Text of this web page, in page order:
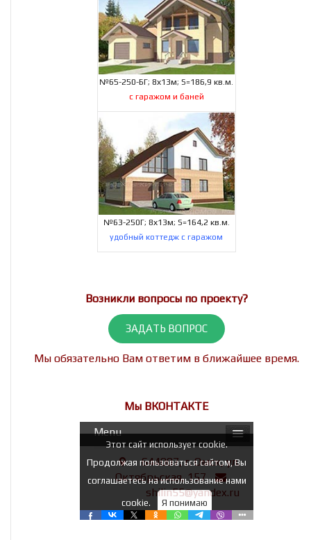
№65-250-БГ; 8х13м; S=186,9 кв.м.
с гаражом и баней
№63-250Г; 8х13м; S=164,2 кв.м.
удобный коттедж с гаражом
Возникли вопросы по проекту?
ЗАДАТЬ ВОПРОС
Мы обязательно Вам ответим в ближайшее время.
Мы ВКОНТАКТЕ